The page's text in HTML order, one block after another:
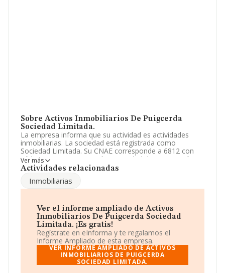
Sobre Activos Inmobiliarios De Puigcerda
Sociedad Limitada.
La empresa informa que su actividad es actividades
inmobiliarias. La sociedad está registrada como
Sociedad Limitada. Su CNAE corresponde a 6812 con
código '%cnae%'. No realiza actividad de importación
y/o exportación.
Ha contado con el mismo número de profesionales y
atendiendo a los datos disponibles en INFORMA, ese
Acerca de la información en los distintos rankings: ha
perdido hasta 1.272 puestos en 2024, pasando del
puesto 3.897 al 5.169. Se encuentran mejor
posicionadas las siguientes empresas del sector:
Inmobiliaria Izarra S.AyXarot Obres S.L; algunas de
las empresas que la siguen en la clasificación del sector
Bages&anoia Promotors S.LyEdiqualis S.L. En
Ver más
Actividades relacionadas
Inmobiliarias
Ver el informe ampliado de Activos
Inmobiliarios De Puigcerda Sociedad
Limitada. ¡Es gratis!
Regístrate en eInforma y te regalamos el
Informe Ampliado de esta empresa.
VER INFORME AMPLIADO DE ACTIVOS
INMOBILIARIOS DE PUIGCERDA
SOCIEDAD LIMITADA.